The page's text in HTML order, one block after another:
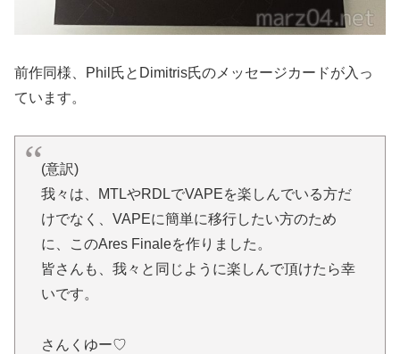
前作同様、Phil氏とDimitris氏のメッセージカードが入っ
ています。
(意訳)
我々は、MTLやRDLでVAPEを楽しんでいる方だ
けでなく、VAPEに簡単に移行したい方のため
に、このAres Finaleを作りました。
皆さんも、我々と同じように楽しんで頂けたら幸
いです。
さんくゆー♡